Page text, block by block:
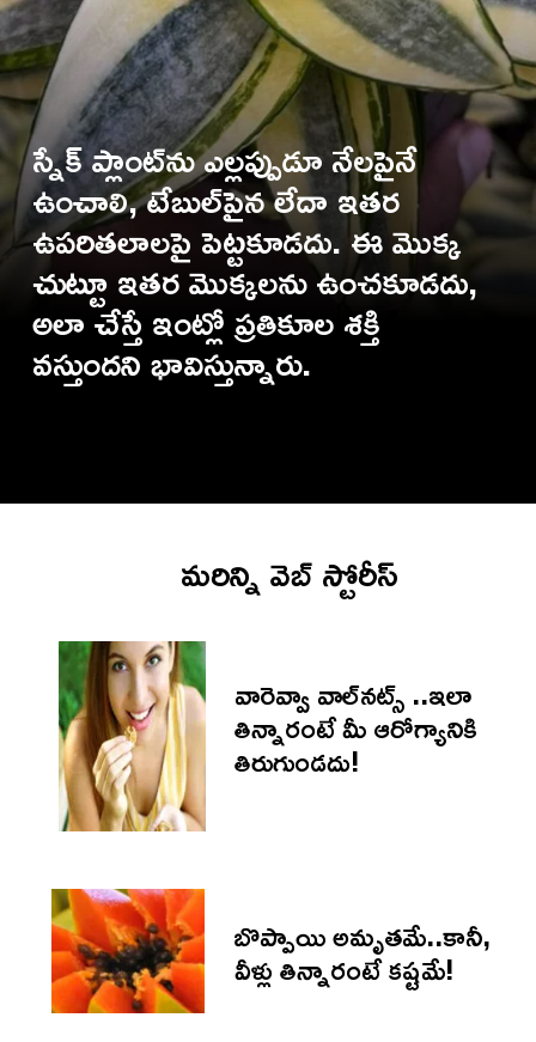
స్నేక్ ప్లాంట్‌ను ఎల్లప్పుడూ నేలపైనే
ఉంచాలి, టేబుల్‌పైన లేదా ఇతర
ఉపరితలాలపై పెట్టకూడదు. ఈ మొక్క
చుట్టూ ఇతర మొక్కలను ఉంచకూడదు,
అలా చేస్తే ఇంట్లో ప్రతికూల శక్తి
మరిన్ని వెబ్ స్టోరీస్‌
వారెవ్వా వాల్‌నట్స్‌ ..ఇలా
తిన్నారంటే మీ ఆరోగ్యానికి
తిరుగుండదు!
బొప్పాయి అమృతమే..కానీ,
వీళ్లు తిన్నారంటే కష్టమే!